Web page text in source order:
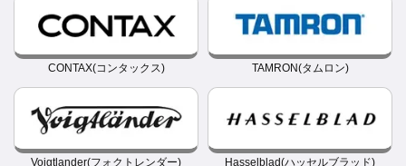
CONTAX(コンタックス) TAMRON(タムロン)
Voigtlander(フォクトレンダー) Hasselblad(ハッセルブラッド)